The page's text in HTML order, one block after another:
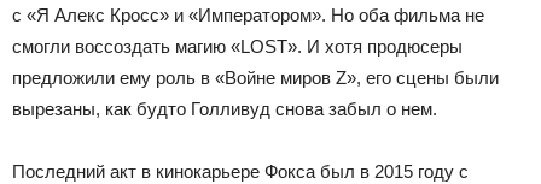
с «Я Алекс Кросс» и «Императором». Но оба фильма не
смогли воссоздать магию «LOST». И хотя продюсеры
предложили ему роль в «Войне миров Z», его сцены были
вырезаны, как будто Голливуд снова забыл о нем.
Последний акт в кинокарьере Фокса был в 2015 году с